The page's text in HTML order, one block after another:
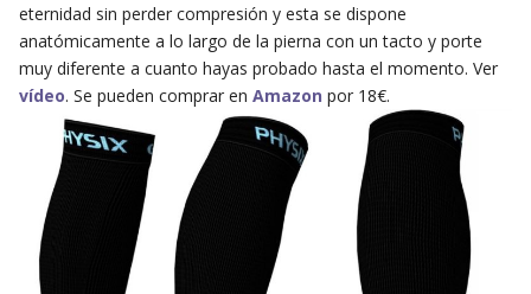
eternidad sin perder compresión y esta se dispone
anatómicamente a lo largo de la pierna con un tacto y porte
muy diferente a cuanto hayas probado hasta el momento. Ver
vídeo. Se pueden comprar en Amazon por 18€.